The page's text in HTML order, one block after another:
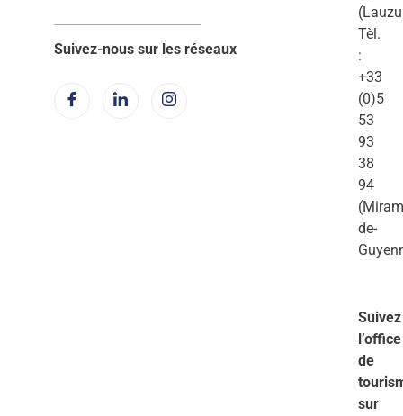
Suivez-nous sur les réseaux
Tèl.
:
+33
(0)5
53
93
38
94
de-
Suivez
l’office
de
sur